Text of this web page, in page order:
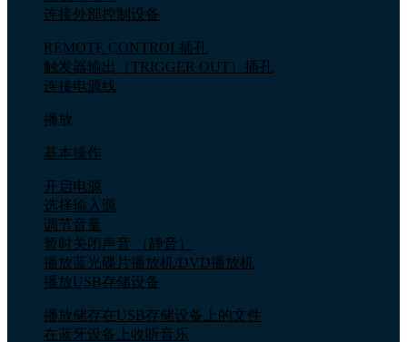
连接外部控制设备
REMOTE CONTROL插孔
触发器输出（TRIGGER OUT）插孔
连接电源线
播放
基本操作
开启电源
选择输入源
调节音量
暂时关闭声音 （静音）
播放蓝光碟片播放机/DVD播放机
播放USB存储设备
播放储存在USB存储设备上的文件
在蓝牙设备上收听音乐